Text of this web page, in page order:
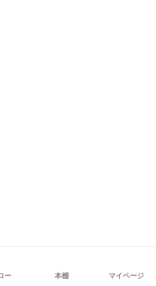
ー 本棚 マイページ